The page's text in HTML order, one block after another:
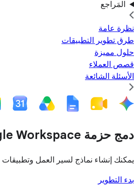
المَراجع
نظرة عامة
طرق تطوير التطبيقات
حلول مميزة
قصص العملاء
الأسئلة الشائعة
دمج حزمة Google Workspace وتخصيصها وتوسيع نطاقها
يمكنك إنشاء نماذج لسير العمل
بدء التطوير